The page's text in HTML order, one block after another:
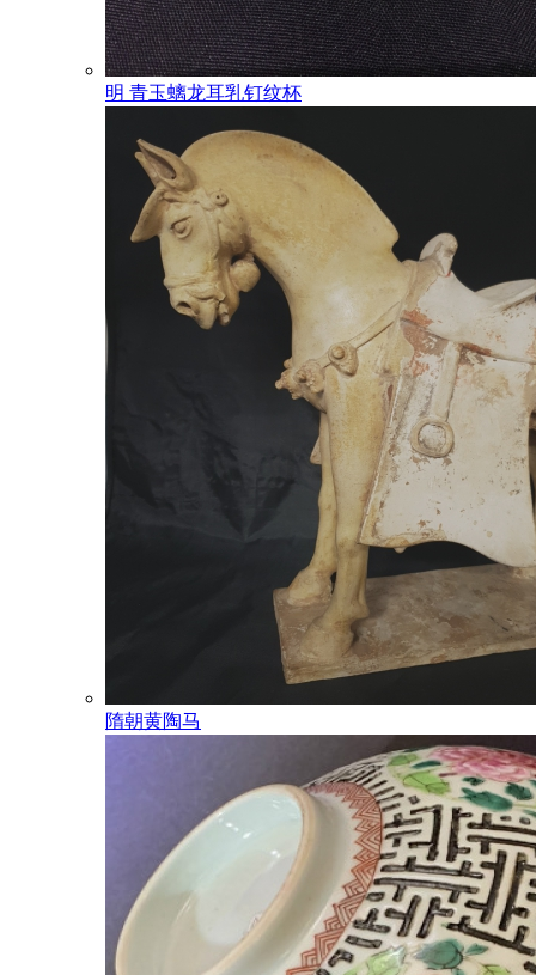
明 青玉螭龙耳乳钉纹杯
隋朝黄陶马